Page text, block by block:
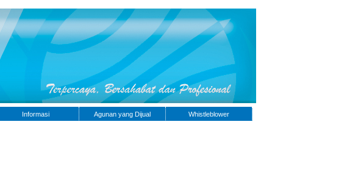
Informasi Agunan yang Dijual Whistleblower